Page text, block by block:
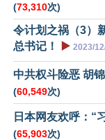
(73,310次)
令计划之祸（3）
总书记！
▶️ 2023/
中共权斗险恶 胡
(60,549次)
日本网友欢呼：“
(65,903次)